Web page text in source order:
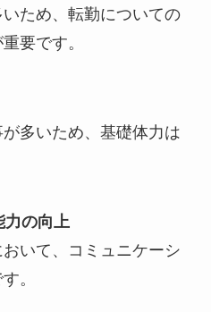
ため、転勤についての
要です。
多いため、基礎体力は
力の向上
いて、コミュニケーシ
。